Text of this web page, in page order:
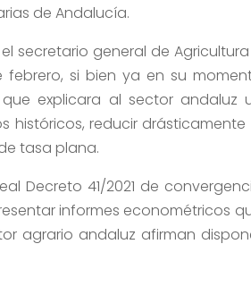
de Andalucía.
secretario general de
febrero, si bien ya en su
explicara al sector andaluz
históricos, reducir drásticamente
tasa plana.
Decreto 41/2021 de
informes econométricos
agrario andaluz afirman